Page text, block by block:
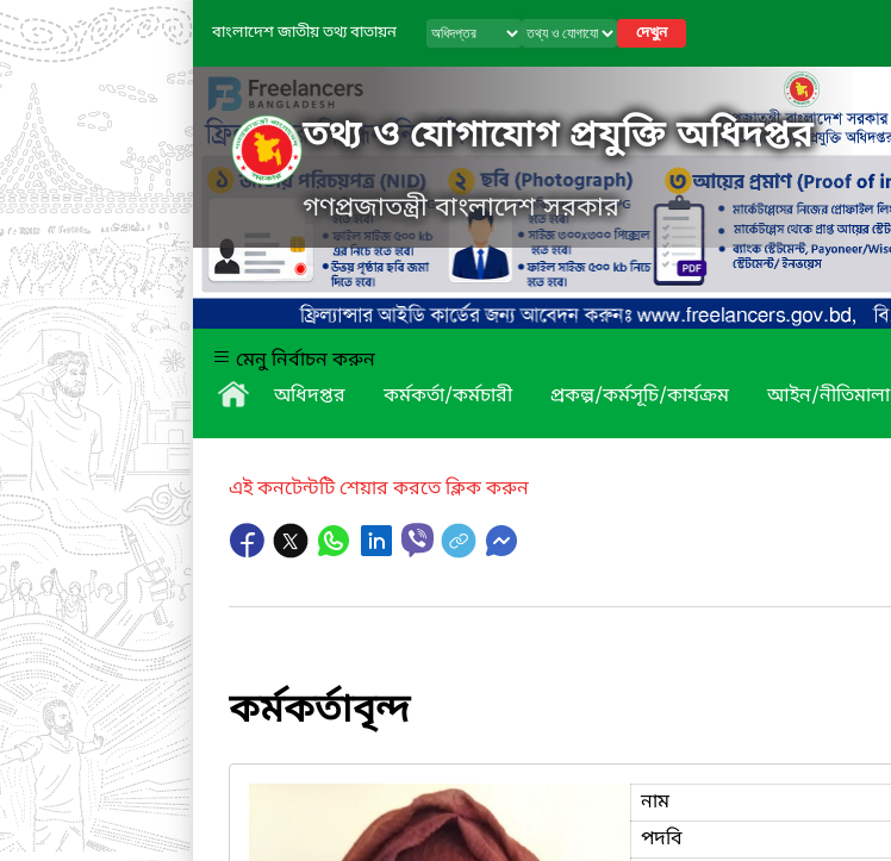
বাংলাদেশ জাতীয় তথ্য বাতায়ন দেখুন
তথ্য ও যোগাযোগ প্রযুক্তি অধিদপ্তর
গণপ্রজাতন্ত্রী বাংলাদেশ সরকার
মেনু নির্বাচন করুন
অধিদপ্তর
কর্মকর্তা/কর্মচারী প্রকল্প/কর্মসূচি/কার্যক্রম আইন/নীতিমালা
এই কনটেন্টটি শেয়ার করতে ক্লিক করুন
কর্মকর্তাবৃন্দ
নাম
পদবি